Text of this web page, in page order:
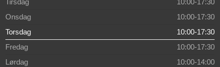
Tirsdag
10:00-17:30
Onsdag
10:00-17:30
Torsdag
10:00-17:30
Fredag
10:00-17:30
Lørdag
10:00-14:00